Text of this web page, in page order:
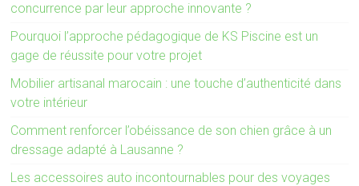
concurrence par leur approche innovante ?
Pourquoi l’approche pédagogique de KS Piscine est un
gage de réussite pour votre projet
Mobilier artisanal marocain : une touche d’authenticité dans
votre intérieur
Comment renforcer l’obéissance de son chien grâce à un
dressage adapté à Lausanne ?
Les accessoires auto incontournables pour des voyages